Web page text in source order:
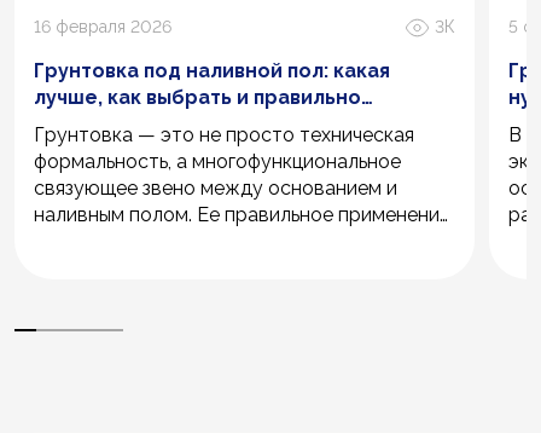
16 февраля 2026 3К
Грунтовка под наливной пол: какая
лучше, как выбрать и правильно
использовать
Грунтовка — это не просто техническая
формальность, а многофункциональное
связующее звено между основанием и
наливным полом. Ее правильное применение
5
В